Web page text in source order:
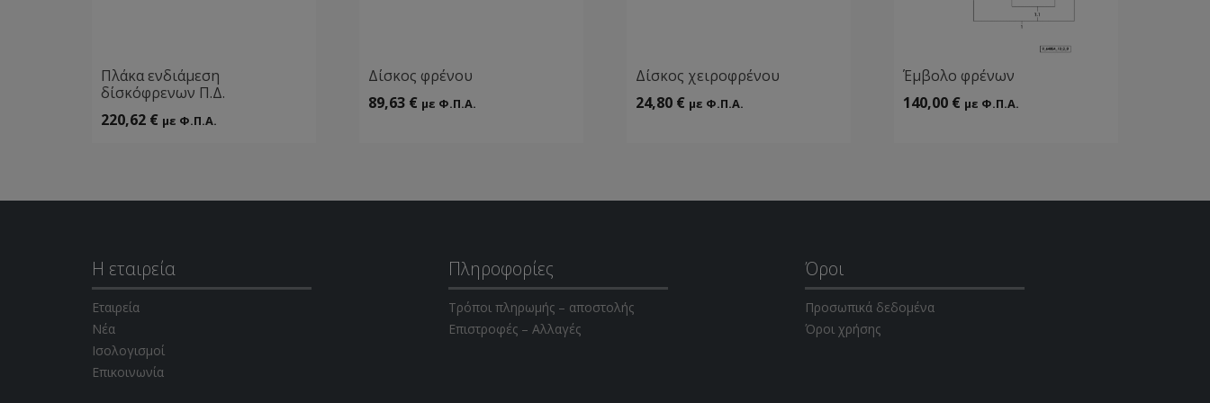
Πλάκα ενδιάμεση
δίσκόφρενων Π.Δ.
220,62 € με Φ.Π.Α.
Δίσκος φρένου
89,63 € με Φ.Π.Α.
Δίσκος χειροφρένου
24,80 € με Φ.Π.Α.
Έμβολο φρένων
140,00 € με Φ.Π.Α.
Η εταιρεία
Εταιρεία
Νέα
Ισολογισμοί
Επικοινωνία
Πληροφορίες
Τρόποι πληρωμής – αποστολής
Επιστροφές – Αλλαγές
Όροι
Προσωπικά δεδομένα
Όροι χρήσης